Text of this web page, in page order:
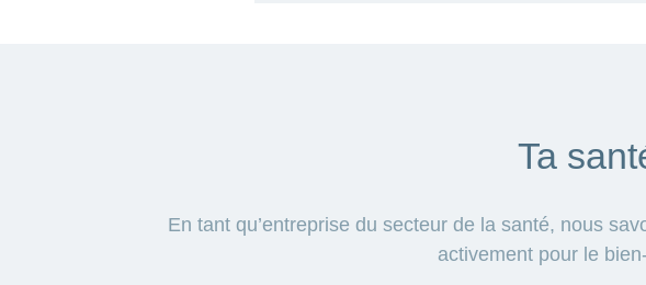
Ta
En tant qu’entreprise du secteur de la santé, nous
activement pour le